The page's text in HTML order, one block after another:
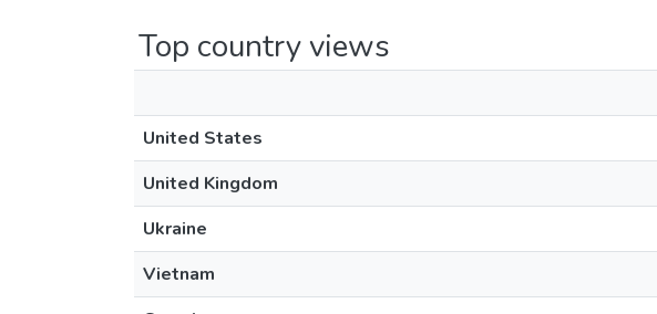
Top country views
United States
United Kingdom
Ukraine
Vietnam